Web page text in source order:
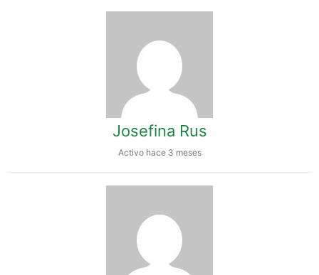
Josefina Rus
Activo hace 3 meses